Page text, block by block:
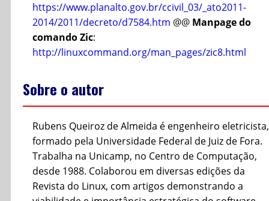
https://www.planalto.gov.br/ccivil_03/_ato2011-
2014/2011/decreto/d7584.htm @@ Manpage do
comando Zic:
http://linuxcommand.org/man_pages/zic8.html
Sobre o autor
Rubens Queiroz de Almeida é engenheiro eletricista,
formado pela Universidade Federal de Juiz de Fora.
Trabalha na Unicamp, no Centro de Computação,
desde 1988. Colaborou em diversas edições da
Revista do Linux, com artigos demonstrando a